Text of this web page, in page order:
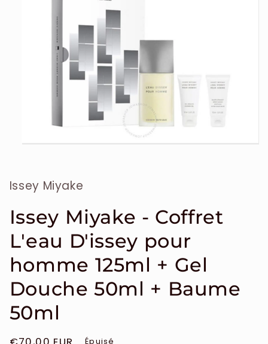
dans
une
Issey Miyake
Issey Miyake - Coffret
L'eau D'issey pour
homme 125ml + Gel
Douche 50ml + Baume
50ml
Épuisé